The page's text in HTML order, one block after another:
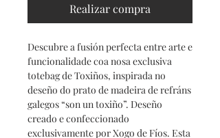
Realizar compra
Descubre a fusión perfecta entre arte e
funcionalidade coa nosa exclusiva
totebag de Toxiños, inspirada no
deseño do prato de madeira de refráns
galegos “son un toxiño”. Deseño
creado e confeccionado
exclusivamente por Xogo de Fíos. Esta